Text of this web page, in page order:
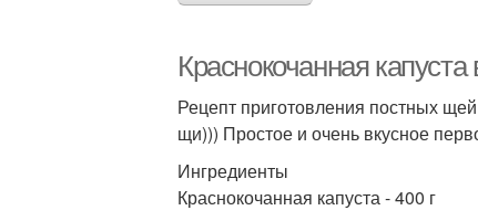
Краснокочанная
Рецепт приготовления постных
щи))) Простое и очень вкусное
Ингредиенты
Краснокочанная капуста - 400 г